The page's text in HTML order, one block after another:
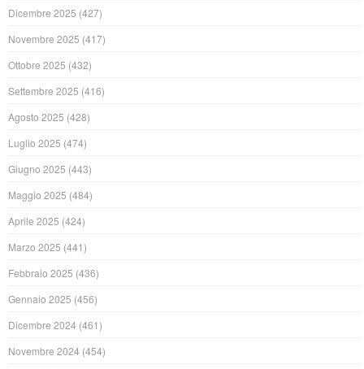
Dicembre 2025 (427)
Novembre 2025 (417)
Ottobre 2025 (432)
Settembre 2025 (416)
Agosto 2025 (428)
Luglio 2025 (474)
Giugno 2025 (443)
Maggio 2025 (484)
Aprile 2025 (424)
Marzo 2025 (441)
Febbraio 2025 (436)
Gennaio 2025 (456)
Dicembre 2024 (461)
Novembre 2024 (454)